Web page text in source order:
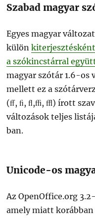
Szabad magyar
Egyes magyar
külön
a szókincstárral
magyar szótár 1.6-os
mellett ez a
(ﬀ, ﬁ, ﬂ,ﬃ, ﬄ) írott
változások teljes
ban.
Unicode-os
Az OpenOffice.org
amely miatt